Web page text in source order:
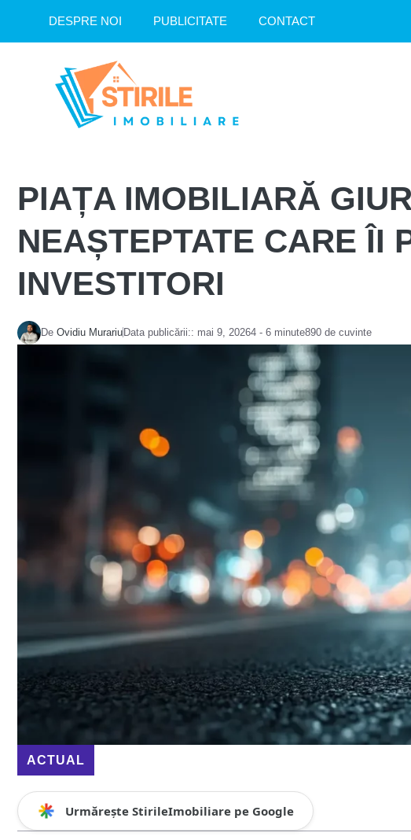
DESPRE NOI PUBLICITATE CONTACT
PIAȚA IMOBILIARĂ
NEAȘTEPTATE CARE ÎI
INVESTITORI
De Ovidiu Murariu Data publicării:: mai 9, 20264 - 6 minute890 de cuvinte
ACTUAL
Urmărește StirileImobiliare pe Google